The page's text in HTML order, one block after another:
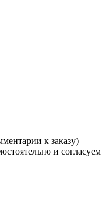
к заказу)
и